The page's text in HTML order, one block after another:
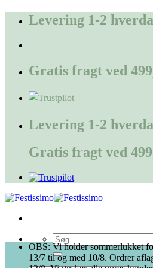
FortsætLevering 1-2
Gratis fragt ved
Levering 1-2
Gratis fragt ved
Søg
efter:
OBS: Vi holder sommerlukket
13/7 til og med 10/8. Ordrer